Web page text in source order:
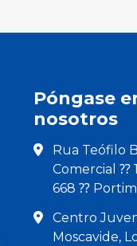
Póngase
nosotros
Rua Teófilo
Comercial ⁇
668 ⁇
Centro
Moscavide,